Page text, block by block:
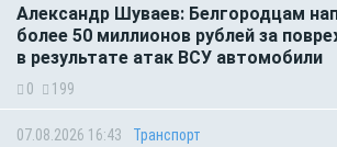
Александр Шуваев: Белгородцам
более 50 миллионов рублей за
в результате атак ВСУ автомобили
0 199
07.08.2026 16:43 Транспорт